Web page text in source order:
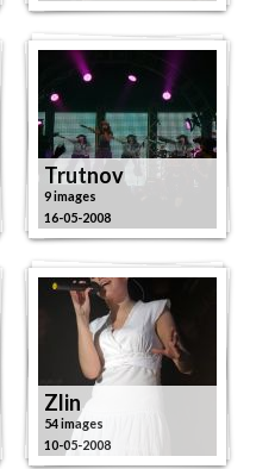
Trutnov
9 images
16-05-2008
Zlin
54 images
10-05-2008